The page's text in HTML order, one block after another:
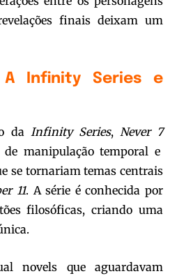
finais deixam um
A Infinity Series e
da Infinity Series, Never 7
manipulação temporal e
se tornariam temas centrais
11. A série é conhecida por
filosóficas, criando uma
novels que aguardavam